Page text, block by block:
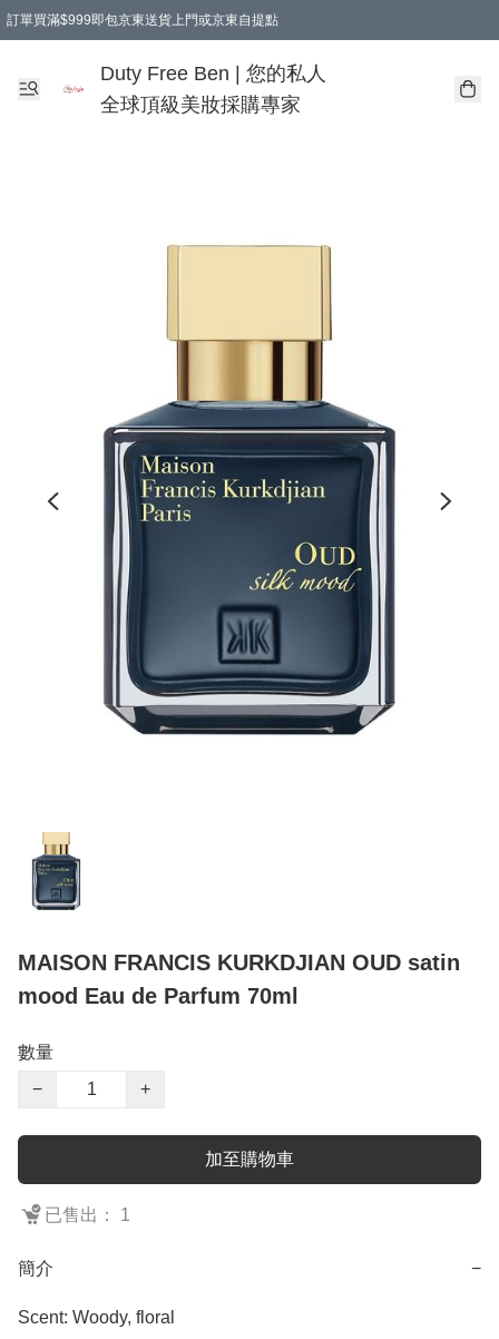
訂單買滿$999即包京東送貨上門或京東自提點
Duty Free Ben | 您的私人
全球頂級美妝採購專家
MAISON FRANCIS KURKDJIAN OUD satin
mood Eau de Parfum 70ml
數量
−
+
加至購物車
已售出： 1
簡介 −
Scent: Woody, floral